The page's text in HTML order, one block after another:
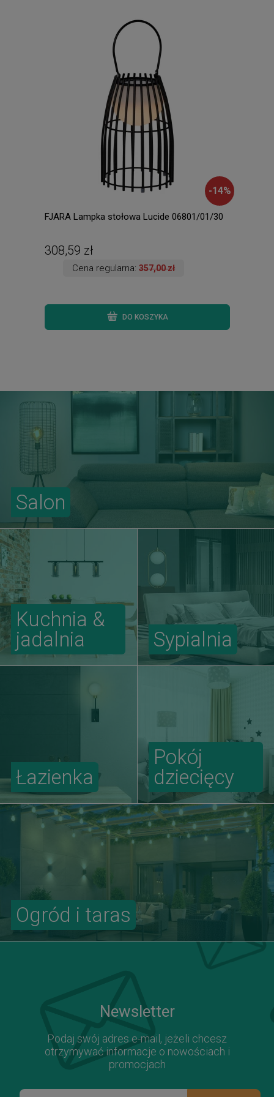
-14%
FJARA Lampka stołowa Lucide 06801/01/30
308,59 zł
Cena regularna:357,00 zł
DO KOSZYKA
Salon
Kuchnia &
jadalnia
Sypialnia
Ogród i taras
Łazienka
Pokój
dziecięcy
Newsletter
Podaj swój adres e-mail, jeżeli chcesz
otrzymywać informacje o nowościach i
promocjach